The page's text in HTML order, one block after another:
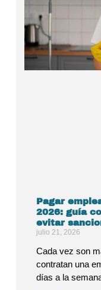
Pagar
2026: guía
evitar
julio 21, 2026
Cada vez son
contratan una
días a la